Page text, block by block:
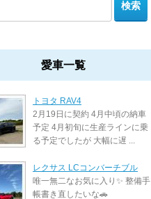
愛車一覧
トヨタ RAV4
2月19日に契約 4月中頃の納車
予定 4月初旬に生産ラインに乗
る予定でしたが 大幅に遅 ...
レクサス LCコンバーチブル
唯一無二なお気に入り✨ 整備手
帳書き直したいな🚗